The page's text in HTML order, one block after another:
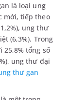
là loại ung
mới, tiếp theo
ung thư
(6,3%). Trong
tổng số
ung thư đại
thư gan